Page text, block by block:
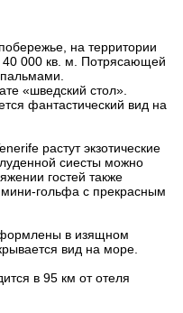
на территории
40 000 кв. м. Потрясающей
«шведский стол».
фантастический вид на
растут экзотические
сиесты можно
гостей также
гольфа с прекрасным
в изящном
вид на море.
в 95 км от отеля